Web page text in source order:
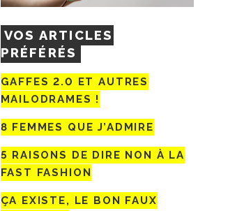
VOS ARTICLES
PRÉFÉRÉS
GAFFES 2.0 ET AUTRES
MAILODRAMES !
8 FEMMES QUE J’ADMIRE
5 RAISONS DE DIRE NON À LA
FAST FASHION
ÇA EXISTE, LE BON FAUX